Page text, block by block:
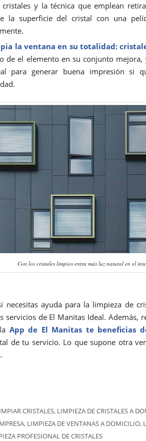
cristales y la técnica que emplean
la superficie del cristal con una
laventana en su totalidad:
de el elemento en su conjunto
para generar buena impresión si
Con los cristales limpios entra más luz natural en el
necesitas ayuda para la limpieza de
servicios de El Manitas Ideal. Además,
App de El Manitas te beneficias
de tu servicio. Lo que supone otra
CRISTALES, LIMPIEZA DE CRISTALES A
, LIMPIEZA DE VENTANAS A DOMICILIO,
PROFESIONAL DE CRISTALES